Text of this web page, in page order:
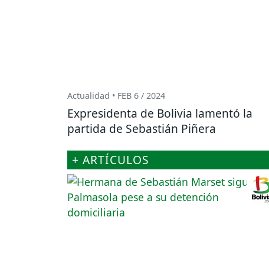
Actualidad • FEB 6 / 2024
Expresidenta de Bolivia lamentó la
partida de Sebastián Piñera
+ ARTÍCULOS